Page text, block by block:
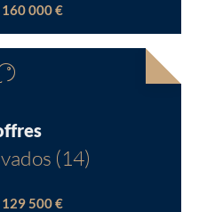
000 €
(14)
500 €